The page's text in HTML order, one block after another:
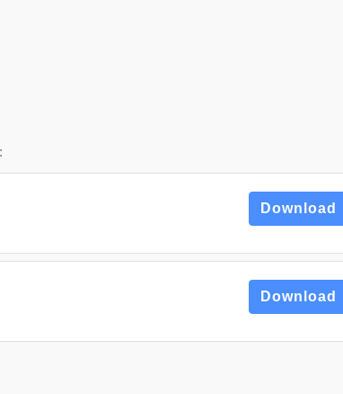
Download
Download